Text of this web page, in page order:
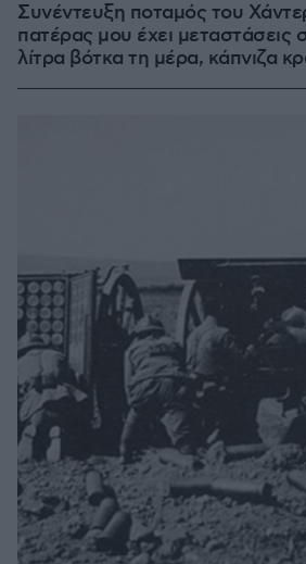
Συνέντευξη ποταμός του
πατέρας μου έχει μεταστάσεις
λίτρα βότκα τη μέρα, κάπνιζα